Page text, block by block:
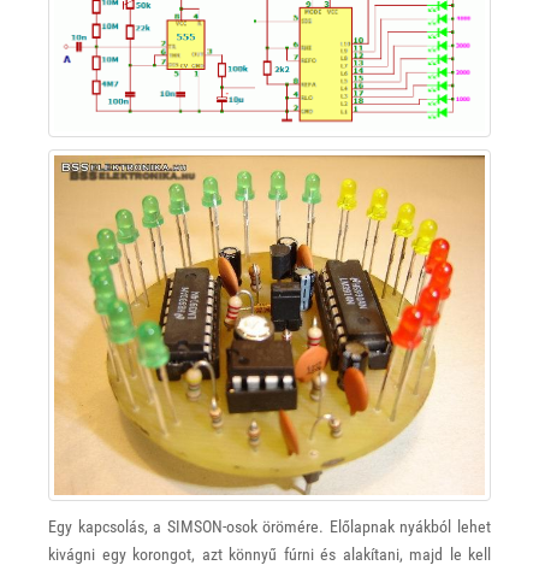
Egy kapcsolás, a SIMSON-osok örömére. Előlapnak nyákból lehet
kivágni egy korongot, azt könnyű fúrni és alakítani, majd le kell